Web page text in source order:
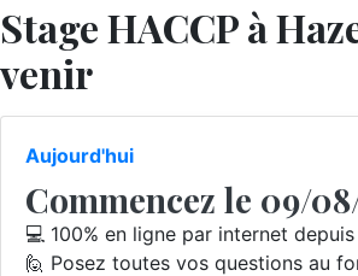
Stage HACCP à
venir
Aujourd'hui
Commencez le 09/
💻 100% en ligne par internet
🙋 Posez toutes vos questions au